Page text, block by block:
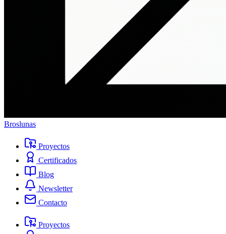
Broslunas
Proyectos
Certificados
Blog
Newsletter
Contacto
Proyectos